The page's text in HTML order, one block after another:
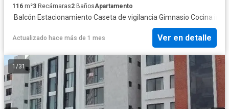
116 m²3 Recámaras2 BañosApartamento
·Balcón·Estacionamiento·Caseta de vigilancia·Gimnasio·Cocina
Actualizado hace más de 1 mes Ver en detalle
1 /31